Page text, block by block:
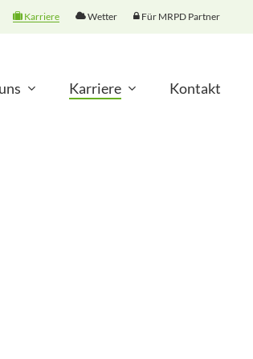
Karriere Wetter Für MRPD Partner
Karriere Kontakt